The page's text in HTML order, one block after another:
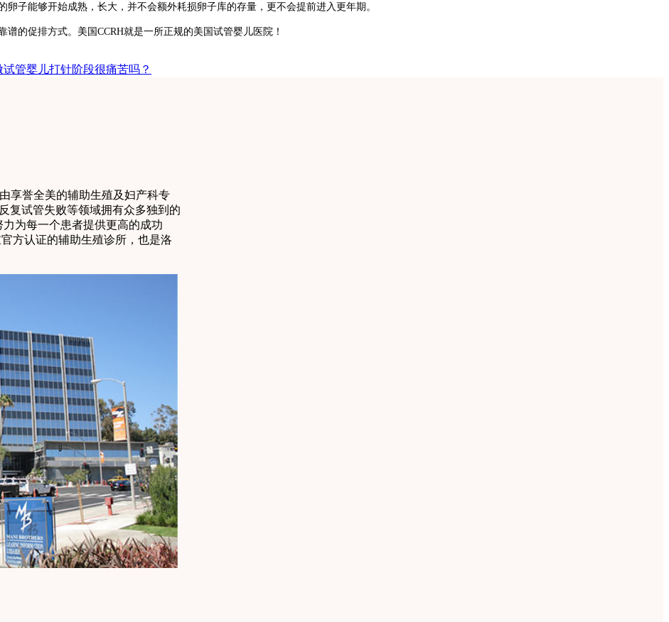
子能够开始成熟，长大，并不会额外耗损卵子库的存量，更不会提前进入更年期。
谱的促排方式。 美国CCRH就是一所正规的美国试管婴儿医院！
试管婴儿打针阶段很痛苦吗？
享誉全美的辅助生殖及妇产科专
复试管失败等领域拥有众多独到的
为每一个患者提供更高的成功
方认证的辅助生殖诊所，也是洛